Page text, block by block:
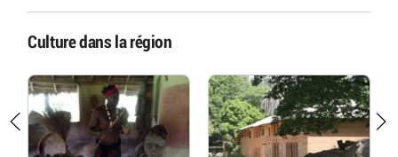
Culture dans la région